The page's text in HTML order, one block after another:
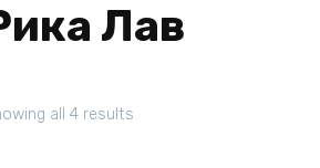
Лав
all 4 results